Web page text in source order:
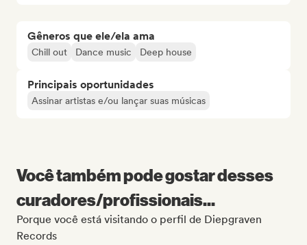
Gêneros que ele/ela ama
Chill out Dance music Deep house
Principais oportunidades
Assinar artistas e/ou lançar suas músicas
Você também pode gostar desses
curadores/profissionais...
Porque você está visitando o perfil de Diepgraven
Records